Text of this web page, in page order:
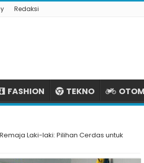
Redaksi
FASHION TEKNO
Laki-laki: Pilihan Cerdas untuk